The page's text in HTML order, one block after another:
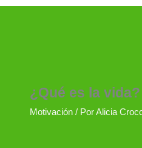
¿Qué es la vida?
Motivación / PorAlicia